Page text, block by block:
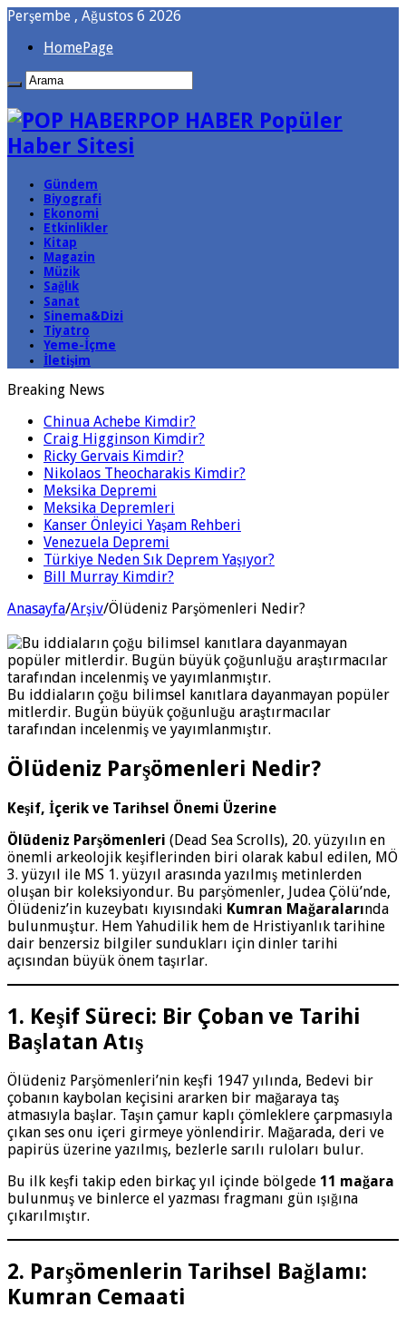
Perşembe , Ağustos 6 2026
HomePage
POP HABER Popüler
Haber Sitesi
Gündem
Biyografi
Ekonomi
Etkinlikler
Kitap
Magazin
Müzik
Sağlık
Sanat
Sinema&Dizi
Tiyatro
Yeme-İçme
İletişim
Breaking News
Chinua Achebe Kimdir?
Craig Higginson Kimdir?
Ricky Gervais Kimdir?
Nikolaos Theocharakis Kimdir?
Meksika Depremi
Meksika Depremleri
Kanser Önleyici Yaşam Rehberi
Venezuela Depremi
Türkiye Neden Sık Deprem Yaşıyor?
Bill Murray Kimdir?
Anasayfa/Arşiv/Ölüdeniz Parşömenleri Nedir?
Bu iddiaların çoğu bilimsel kanıtlara dayanmayan popüler
mitlerdir. Bugün büyük çoğunluğu araştırmacılar
tarafından incelenmiş ve yayımlanmıştır.
Ölüdeniz Parşömenleri Nedir?
Keşif, İçerik ve Tarihsel Önemi Üzerine
Ölüdeniz Parşömenleri (Dead Sea Scrolls), 20. yüzyılın en
önemli arkeolojik keşiflerinden biri olarak kabul edilen, MÖ
3. yüzyıl ile MS 1. yüzyıl arasında yazılmış metinlerden
oluşan bir koleksiyondur. Bu parşömenler, Judea Çölü’nde,
Ölüdeniz’in kuzeybatı kıyısındaki Kumran Mağaralarında
bulunmuştur. Hem Yahudilik hem de Hristiyanlık tarihine
dair benzersiz bilgiler sundukları için dinler tarihi
açısından büyük önem taşırlar.
1. Keşif Süreci: Bir Çoban ve Tarihi
Başlatan Atış
Ölüdeniz Parşömenleri’nin keşfi 1947 yılında, Bedevi bir
çobanın kaybolan keçisini ararken bir mağaraya taş
atmasıyla başlar. Taşın çamur kaplı çömleklere çarpmasıyla
çıkan ses onu içeri girmeye yönlendirir. Mağarada, deri ve
papirüs üzerine yazılmış, bezlerle sarılı ruloları bulur.
Bu ilk keşfi takip eden birkaç yıl içinde bölgede 11 mağara
bulunmuş ve binlerce el yazması fragmanı gün ışığına
çıkarılmıştır.
2. Parşömenlerin Tarihsel Bağlamı:
Kumran Cemaati